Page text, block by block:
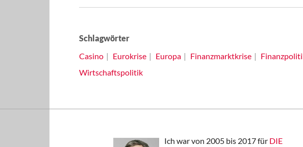
Schlagwörter
Casino
Eurokrise Europa Finanzmarktkrise
Wirtschaftspolitik
Ich war von 2005 bis 2017 für DIE